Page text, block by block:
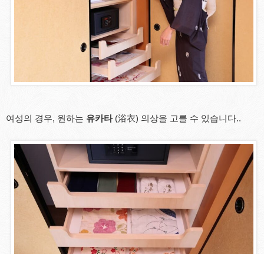
여성의 경우, 원하는 유카타(浴衣) 의상을 고를 수 있습니다..